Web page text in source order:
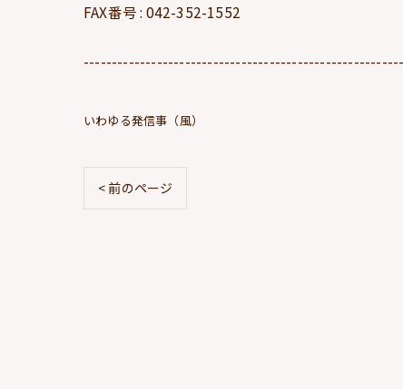
FAX番号 : 042-352-1552
いわゆる発信事（風）
< 前のページ